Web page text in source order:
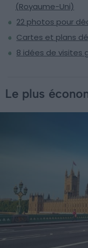
(Royaume-Uni)
22 photos pour
Cartes et plans
8 idées de visites
Le plus